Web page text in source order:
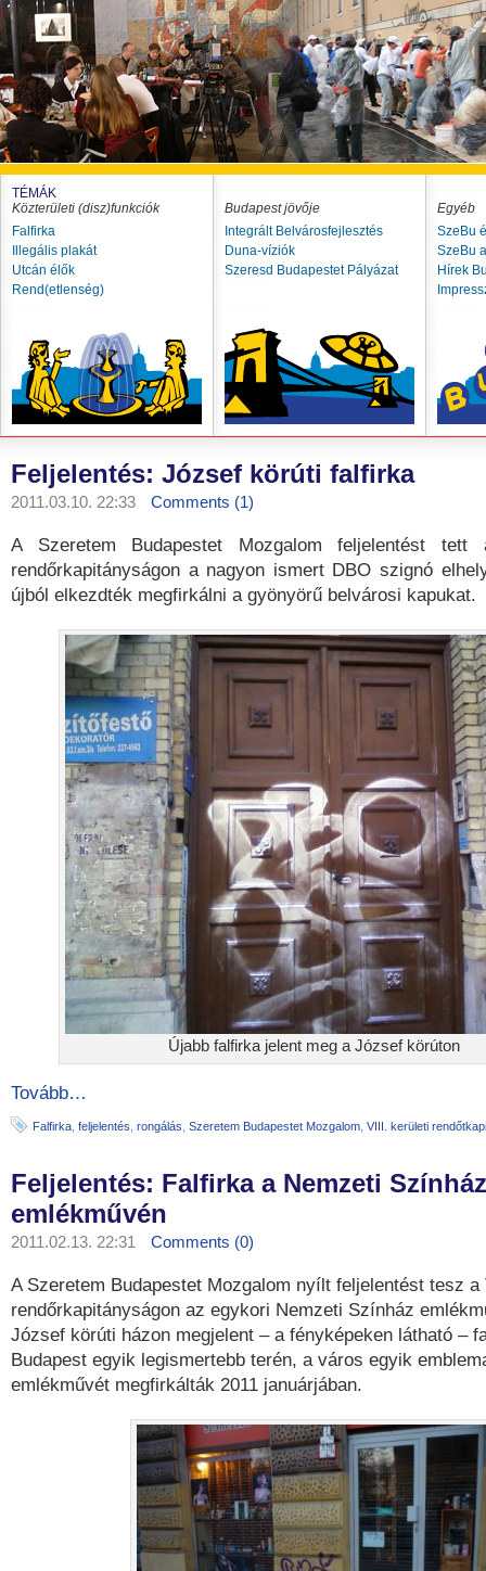
TÉMÁK
Közterületi (disz)funkciók
Falfirka
Illegális plakát
Utcán élők
Rend(etlenség)
Budapest jövője
Integrált Belvárosfejlesztés
Duna-víziók
Szeresd Budapestet Pályázat
Egyéb
SzeBu
SzeBu
Hírek
Feljelentés: József körúti falfirka
2011.03.10. 22:33 Comments (1)
A Szeretem Budapestet Mozgalom feljelentést
rendőrkapitányságon a nagyon ismert DBO szignó
újból elkezdték megfirkálni a gyönyörű belvárosi kapukat.
Újabb falfirka jelent meg a József körúton
Tovább…
Falfirka feljelentés rongálás Szeretem Budapestet Mozgalom VIII. kerületi
Feljelentés: Falfirka a Nemzeti Színház
emlékművén
2011.02.13. 22:31 Comments (0)
A Szeretem Budapestet Mozgalom nyílt feljelentést tesz
rendőrkapitányságon az egykori Nemzeti Színház
József körúti házon megjelent – a fényképeken látható –
Budapest egyik legismertebb terén, a város egyik
emlékművét megfirkálták 2011 januárjában.